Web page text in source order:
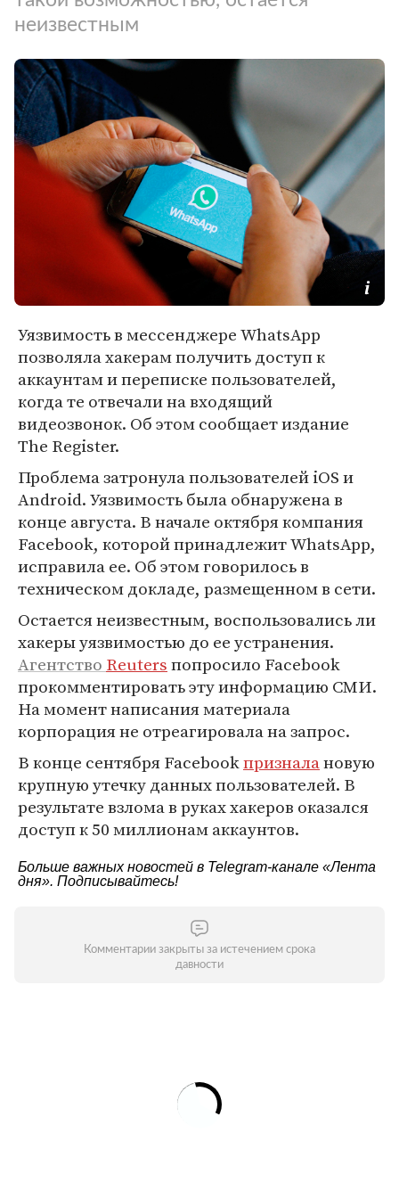
неизвестным
Уязвимость в мессенджере WhatsApp
позволяла хакерам получить доступ к
аккаунтам и переписке пользователей,
когда те отвечали на входящий
видеозвонок. Об этом сообщает издание
The Register.
Проблема затронула пользователей iOS и
Android. Уязвимость была обнаружена в
конце августа. В начале октября компания
Facebook, которой принадлежит WhatsApp,
исправила ее. Об этом говорилось в
техническом докладе, размещенном в сети.
Остается неизвестным, воспользовались ли
хакеры уязвимостью до ее устранения.
Агентство Reutersпопросило Facebook
прокомментировать эту информацию СМИ.
На момент написания материала
корпорация не отреагировала на запрос.
В конце сентября Facebookпризналановую
крупную утечку данных пользователей. В
результате взлома в руках хакеров оказался
доступ к 50 миллионам аккаунтов.
Больше важных новостей в Telegram-канале «Лента
дня». Подписывайтесь!
Комментарии закрыты за истечением срока
давности